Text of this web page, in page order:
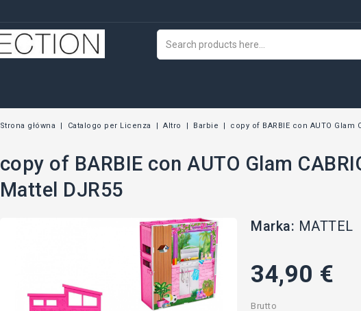
Strona główna Catalogo per Licenza Altro Barbie copy of BARBIE con AUTO Glam
copy of BARBIE con AUTO Glam
Mattel DJR55
Marka: MATTEL
34,90 €
Brutto